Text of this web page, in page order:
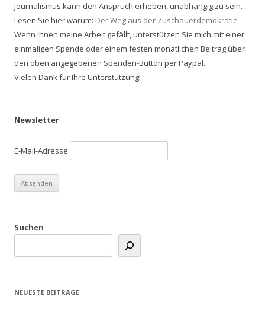
Journalismus kann den Anspruch erheben, unabhängig zu sein.
Lesen Sie hier warum: Der Weg aus der Zuschauerdemokratie
Wenn Ihnen meine Arbeit gefällt, unterstützen Sie mich mit einer
einmaligen Spende oder einem festen monatlichen Beitrag über
den oben angegebenen Spenden-Button per Paypal.
Vielen Dank für Ihre Unterstützung!
Newsletter
E-Mail-Adresse
Suchen
NEUESTE BEITRÄGE